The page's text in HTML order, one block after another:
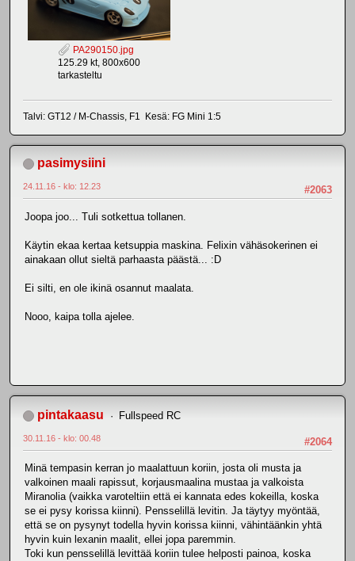
PA290150.jpg
125.29 kt, 800x600
tarkasteltu
Talvi: GT12 / M-Chassis, F1 Kesä: FG Mini 1:5
pasimysiini
#2063
24.11.16 - klo: 12.23
Joopa joo... Tuli sotkettua tollanen.
Käytin ekaa kertaa ketsuppia maskina. Felixin vähäsokerinen ei
ainakaan ollut sieltä parhaasta päästä... :D
Ei silti, en ole ikinä osannut maalata.
Nooo, kaipa tolla ajelee.
pintakaasu Fullspeed RC
#2064
30.11.16 - klo: 00.48
Minä tempasin kerran jo maalattuun koriin, josta oli musta ja
valkoinen maali rapissut, korjausmaalina mustaa ja valkoista
Miranolia (vaikka varoteltiin että ei kannata edes kokeilla, koska
se ei pysy korissa kiinni). Pensselillä levitin. Ja täytyy myöntää,
että se on pysynyt todella hyvin korissa kiinni, vähintäänkin yhtä
hyvin kuin lexanin maalit, ellei jopa paremmin.
Toki kun pensselillä levittää koriin tulee helposti painoa, koska